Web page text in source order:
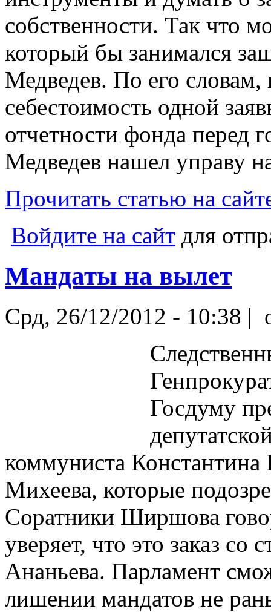
собственности. Так что
который бы занимался
Медведев. По его
себестоимость одной
отчетности фонда перед
Медведев нашел управу
Прочитать статью на
Войдите на сайт для
Мандаты на вылет
Срд, 26/12/2012 - 10:38 |
Госдуму
коммуниста
Михеева, которые
Соратники Ширшова
уверяет, что это заказ
Ананьева. Парламент
лишении мандатов не